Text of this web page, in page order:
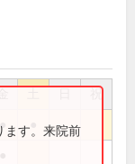
祝
●ます。来院前